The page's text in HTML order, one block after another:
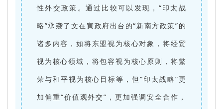
性外交政策。通过比较可以发现，“印太战
略”承袭了文在寅政府出台的“新南方政策”的
诸多内容，如将东盟视为核心对象，将经贸
视为核心领域，将包容视为核心原则，将繁
荣与和平视为核心目标等，但“印太战略”更
加偏重“价值观外交”，更加强调安全合作，